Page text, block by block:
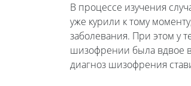
В процессе изучения
уже курили к тому
заболевания. При этом у
шизофрении была вдвое
диагноз шизофрения